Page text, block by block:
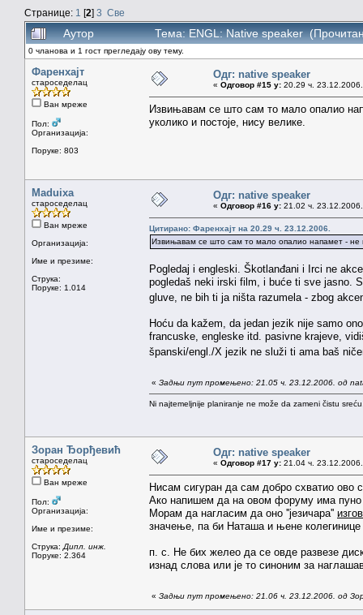
Странице: 1 [2] 3 Све
Аутор Тема: ENGL: Native speaker
0 чланова и 1 гост прегледају ову тему.
Фаренхајт
староседелац
Ван мреже
Пол:
Организација:
Поруке: 803
Одг: native speaker
« Одговор #15 у: 20.29 ч.
Извињавам се што сам то мало опалио
уколико и постоје, нису велике.
Maduixa
староседелац
Ван мреже
Организација:
Име и презиме:
Струка:
Поруке: 1.014
Одг: native speaker
« Одговор #16 у: 21.02 ч.
Цитирано: Фаренхајт на 20.29 ч. 23.12.2006.
Извињавам се што сам то мало опалио напамет - не
Pogledaj i engleski. Škotlanđani i Irci ne
pogledaš neki irski film, i buće ti sve jasno.
gluve, ne bih ti ja ništa razumela - zbog
Hoću da kažem, da jedan jezik nije samo
francuske, engleske itd. pasivne krajeve,
španski/engl./X jezik ne služi ti ama baš
« Задњи пут промењено: 21.05 ч. 23.12.2006. од
Ni najtemeljnije planiranje ne može da zameni čistu
Зоран Ђорђевић
староседелац
Ван мреже
Пол:
Организација:
Име и презиме:
Струка: Дипл. инж.
Поруке: 2.364
Одг: native speaker
« Одговор #17 у: 21.04 ч.
Нисам сигуран да сам добро схватио ово
Ако напишем да на овом форуму има
Морам да нагласим да оно ''језичара''
значење, па би Наташа и њене
п. с. Не бих желео да се овде развезе
изнад слова или је то синоним за
« Задњи пут промењено: 21.06 ч. 23.12.2006. од